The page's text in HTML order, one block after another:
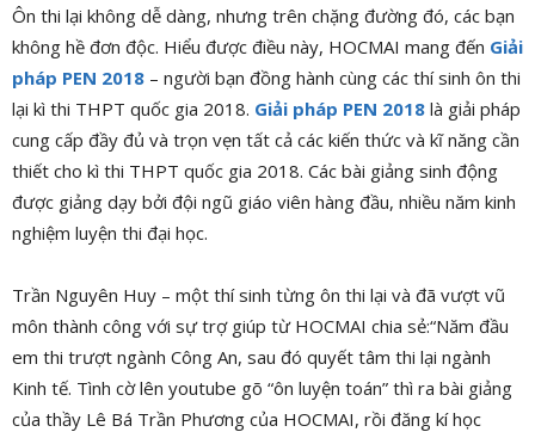
Ôn thi lại không dễ dàng, nhưng trên chặng đường đó, các bạn
không hề đơn độc. Hiểu được điều này, HOCMAI mang đến Giải
pháp PEN 2018 – người bạn đồng hành cùng các thí sinh ôn thi
lại kì thi THPT quốc gia 2018. Giải pháp PEN 2018 là giải pháp
cung cấp đầy đủ và trọn vẹn tất cả các kiến thức và kĩ năng cần
thiết cho kì thi THPT quốc gia 2018. Các bài giảng sinh động
được giảng dạy bởi đội ngũ giáo viên hàng đầu, nhiều năm kinh
nghiệm luyện thi đại học.
Trần Nguyên Huy – một thí sinh từng ôn thi lại và đã vượt vũ
môn thành công với sự trợ giúp từ HOCMAI chia sẻ:“Năm đầu
em thi trượt ngành Công An, sau đó quyết tâm thi lại ngành
Kinh tế. Tình cờ lên youtube gõ “ôn luyện toán” thì ra bài giảng
của thầy Lê Bá Trần Phương của HOCMAI, rồi đăng kí học